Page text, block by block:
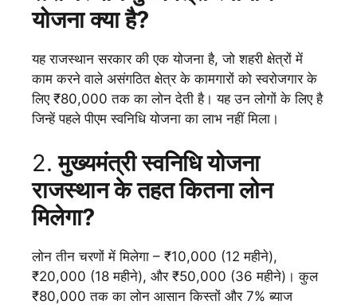
योजनाक्या है?
यह राजस्थान सरकार की एक योजना है, जो शहरी क्षेत्रों में
काम करने वाले असंगठित क्षेत्र के कामगारों को स्वरोजगार के
लिए ₹80,000 तक का लोन देती है। यह उन लोगों के लिए है
जिन्हें पहले पीएम स्वनिधि योजना का लाभ नहीं मिला।
2. मुख्यमंत्री स्वनिधि योजना
राजस्थान के तहत कितना लोन
मिलेगा?
लोन तीन चरणों में मिलेगा – ₹10,000 (12 महीने),
₹20,000 (18 महीने), और ₹50,000 (36 महीने)। कुल
₹80,000 तक का लोन आसान किस्तों और 7% ब्याज